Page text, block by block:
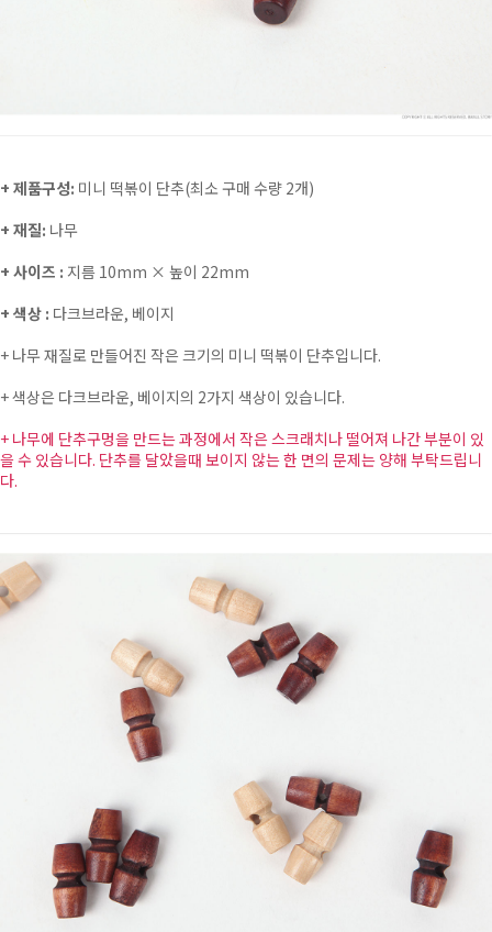
+ 제품구성: 미니 떡볶이 단추(최소 구매 수량 2개)
+ 재질: 나무
+ 사이즈 : 지름 10mm × 높이 22mm
+ 색상 : 다크브라운, 베이지
+ 나무 재질로 만들어진 작은 크기의 미니 떡볶이 단추입니다.
+ 색상은 다크브라운, 베이지의 2가지 색상이 있습니다.
+ 나무에 단추구멍을 만드는 과정에서 작은 스크래치나 떨어져 나간 부분이 있
을 수 있습니다. 단추를 달았을때 보이지 않는 한 면의 문제는 양해 부탁드립니
다.